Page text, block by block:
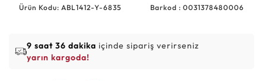
Ürün Kodu: ABL1412-Y-6835 Barkod : 0031378480006
9 saat 36 dakika içinde sipariş verirseniz
yarın kargoda!